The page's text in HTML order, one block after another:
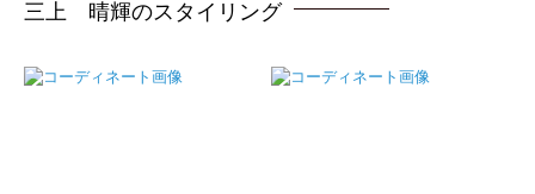
三上 晴輝のスタイリング